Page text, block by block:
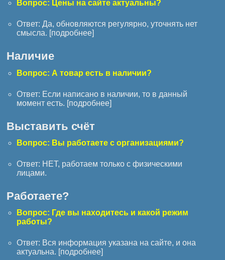
Вопрос: Цены на сайте актуальны?
Ответ: Да, обновляются регулярно, уточнять нет
смысла. [подробнее]
Наличие
Вопрос: А товар есть в наличии?
Ответ: Если написано в наличии, то в данный
момент есть. [подробнее]
Выставить счёт
Вопрос: Вы работаете с организациями?
Ответ: НЕТ, работаем только с физическими
лицами.
Работаете?
Вопрос: Где вы находитесь и какой режим
работы?
Ответ: Вся информация указана на сайте, и она
актуальна. [подробнее]